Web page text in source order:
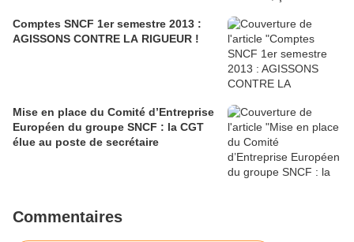
Comptes SNCF 1er semestre 2013 :
AGISSONS CONTRE LA RIGUEUR !
Mise en place du Comité d’Entreprise
Européen du groupe SNCF : la CGT
élue au poste de secrétaire
Commentaires